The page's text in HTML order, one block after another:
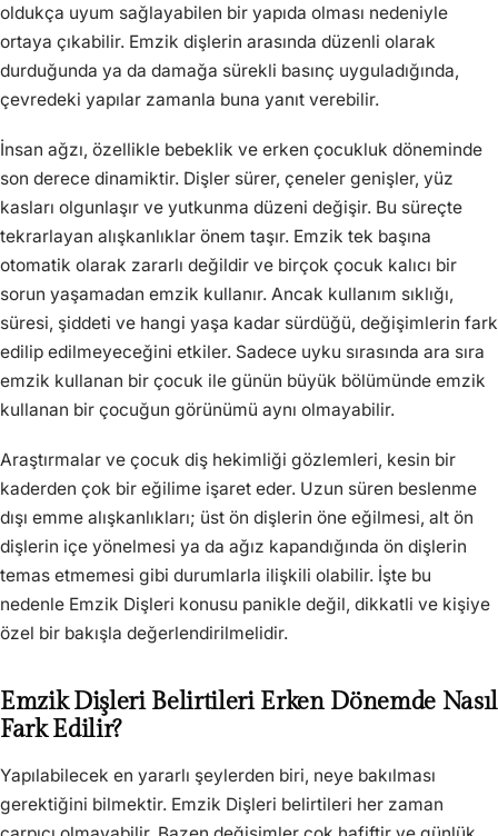
oldukça uyum sağlayabilen bir yapıda olması nedeniyle
ortaya çıkabilir. Emzik dişlerin arasında düzenli olarak
durduğunda ya da damağa sürekli basınç uyguladığında,
çevredeki yapılar zamanla buna yanıt verebilir.
İnsan ağzı, özellikle bebeklik ve erken çocukluk döneminde
son derece dinamiktir. Dişler sürer, çeneler genişler, yüz
kasları olgunlaşır ve yutkunma düzeni değişir. Bu süreçte
tekrarlayan alışkanlıklar önem taşır. Emzik tek başına
otomatik olarak zararlı değildir ve birçok çocuk kalıcı bir
sorun yaşamadan emzik kullanır. Ancak kullanım sıklığı,
süresi, şiddeti ve hangi yaşa kadar sürdüğü, değişimlerin fark
edilip edilmeyeceğini etkiler. Sadece uyku sırasında ara sıra
emzik kullanan bir çocuk ile günün büyük bölümünde emzik
kullanan bir çocuğun görünümü aynı olmayabilir.
Araştırmalar ve çocuk diş hekimliği gözlemleri, kesin bir
kaderden çok bir eğilime işaret eder. Uzun süren beslenme
dışı emme alışkanlıkları; üst ön dişlerin öne eğilmesi, alt ön
dişlerin içe yönelmesi ya da ağız kapandığında ön dişlerin
temas etmemesi gibi durumlarla ilişkili olabilir. İşte bu
nedenle Emzik Dişleri konusu panikle değil, dikkatli ve kişiye
özel bir bakışla değerlendirilmelidir.
Emzik Dişleri Belirtileri Erken Dönemde Nasıl
Fark Edilir?
Yapılabilecek en yararlı şeylerden biri, neye bakılması
gerektiğini bilmektir. Emzik Dişleri belirtileri her zaman